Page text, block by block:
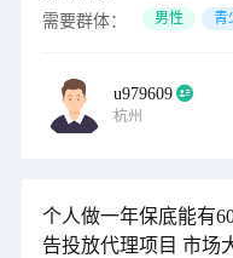
需要群体： 男性 青
u979609
杭州
个人做一年保底能有
告投放代理项目 市场